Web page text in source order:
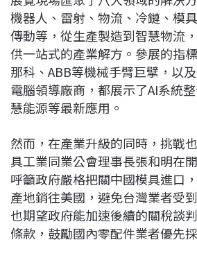
機器人、雷射、物流、冷鏈、模
傳動等，從生產製造到智慧物流
供一站式的產業解方。參展的指
那科、ABB等機械手臂巨擘，以
電腦領導廠商，都展示了AI系統
慧能源等最新應用。
然而，在產業升級的同時，挑戰
具工業同業公會理事長張和明在
呼籲政府嚴格把關中國模具進口
產地銷往美國，避免台灣業者受
也期望政府能加速後續的關稅談
條款，鼓勵國內零配件業者優先